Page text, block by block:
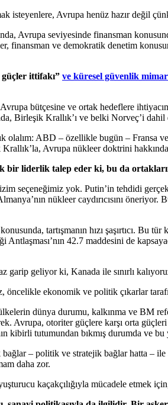
isteyenlere, Avrupa henüz hazır değil
Avrupa seviyesinde finansman
finansman ve demokratik denetim
ittifakı” ve küresel güvenlik
bütçesine ve ortak hedeflere
Birleşik Krallık’ı ve belki Norveç’i
olalım: ABD – özellikle bugün – Fransa
Avrupa nükleer doktrini
liderlik talep eder ki, bu da
seçeneğimiz yok. Putin’in tehdidi
nükleer caydırıcısını
tartışmanın hızı şaşırtıcı.
Antlaşması’nın 42.7 maddesini de
garip geliyor ki, Kanada ile sınırlı
öncelikle ekonomik ve politik çıkarlar
dünya durumu, kalkınma ve BM
Avrupa, otoriter güçlere karşı orta
tutumundan bıkmış durumda ve bu
– politik ve stratejik bağlar hatta – ile
daha zor.
kaçakçılığıyla mücadele etmek